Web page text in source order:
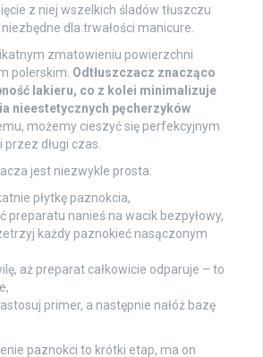
z niej wszelkich śladów tłuszczu
dla trwałości manicure.
zmatowieniu powierzchni
polerskim. Odtłuszczacz znacząco
lakieru, co z kolei minimalizuje
nieestetycznych pęcherzyków
możemy cieszyć się perfekcyjnym
długi czas.
jest niezwykle prosta:
płytkę paznokcia,
preparatu nanieś na wacik bezpyłowy,
każdy paznokieć nasączonym
aż preparat całkowicie odparuje – to
primer, a następnie nałóż bazę
paznokci to krótki etap, ma on